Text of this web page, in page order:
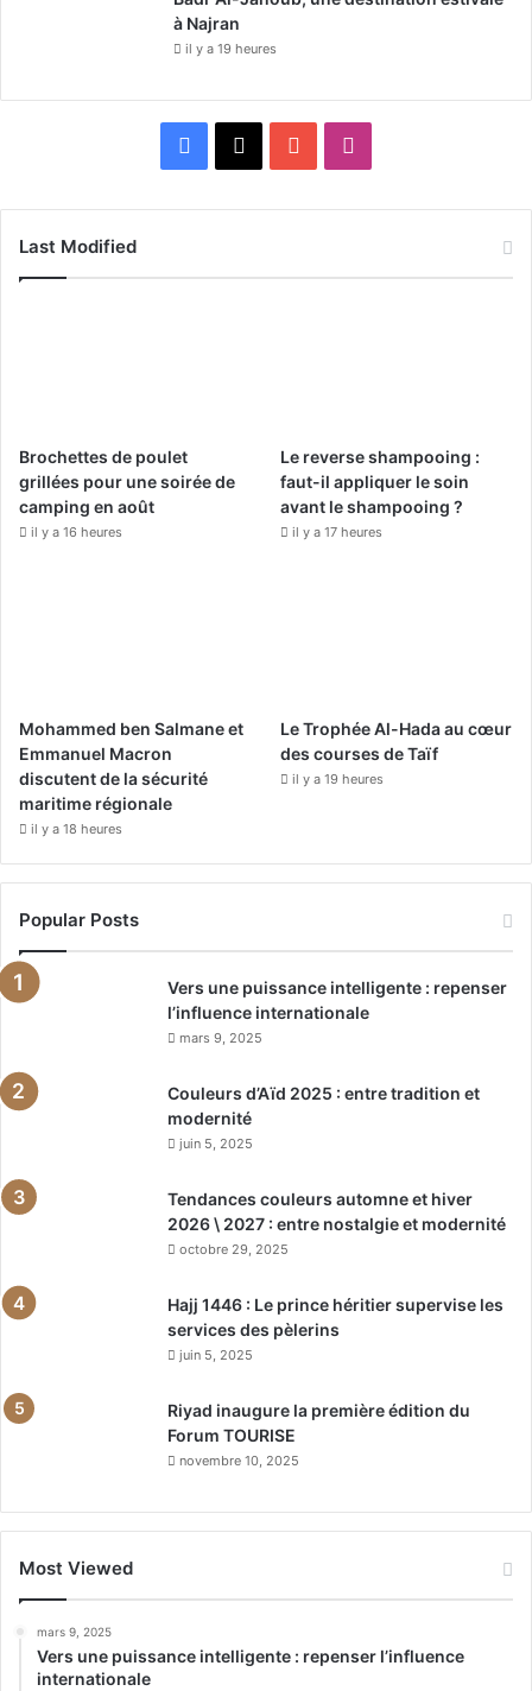
à Najran
il y a 19 heures
k
a
m
Last Modified
Brochettes de poulet
grillées pour une soirée de
camping en août
il y a 16 heures
Le reverse shampooing :
faut-il appliquer le soin
avant le shampooing ?
il y a 17 heures
Mohammed ben Salmane et
Emmanuel Macron
discutent de la sécurité
maritime régionale
il y a 18 heures
Le Trophée Al-Hada au cœur
des courses de Taïf
il y a 19 heures
Popular Posts
Vers une puissance intelligente : repenser
l’influence internationale
mars 9, 2025
Couleurs d’Aïd 2025 : entre tradition et
modernité
juin 5, 2025
Tendances couleurs automne et hiver
2026 \ 2027 : entre nostalgie et modernité
octobre 29, 2025
Hajj 1446 : Le prince héritier supervise les
services des pèlerins
juin 5, 2025
Riyad inaugure la première édition du
Forum TOURISE
novembre 10, 2025
Most Viewed
mars 9, 2025
Vers une puissance intelligente : repenser l’influence
internationale